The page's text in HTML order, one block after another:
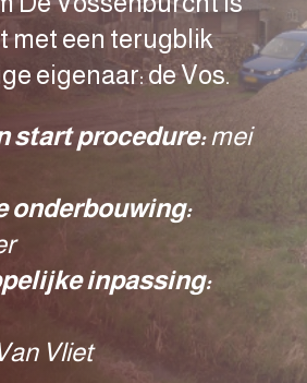
met een terugblik
eigenaar: de Vos.
start procedure:mei
onderbouwing:
inpassing:
Vliet